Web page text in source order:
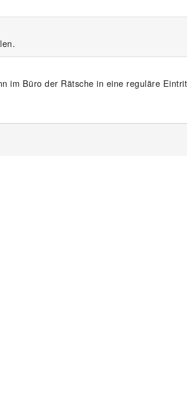
im Büro der Rätsche in eine reguläre